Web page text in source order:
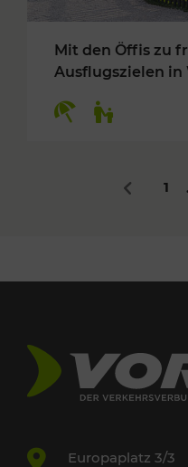
Mit den Öffis zu
Ausflugszielen in
Zurück
1
Europaplatz 3/3